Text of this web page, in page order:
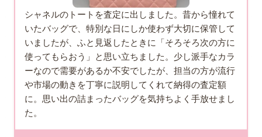
シャネルのトートを査定に出しました。昔から憧れて
いたバッグで、特別な日にしか使わず大切に保管して
いましたが、ふと見返したときに「そろそろ次の方に
使ってもらおう」と思い立ちました。少し派手なカラ
ーなので需要があるか不安でしたが、担当の方が流行
や市場の動きを丁寧に説明してくれて納得の査定額
に。思い出の詰まったバッグを気持ちよく手放せまし
た。